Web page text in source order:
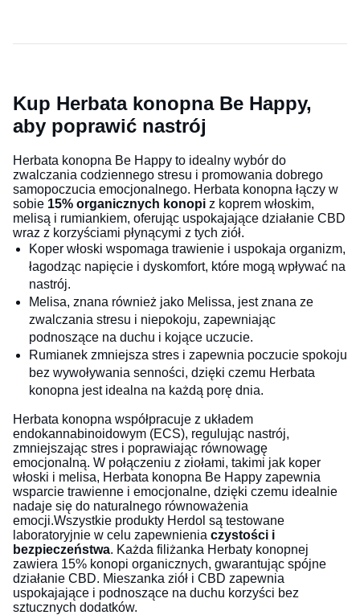
Kup Herbata konopna Be Happy,
aby poprawić nastrój
Herbata konopna Be Happy to idealny wybór do
zwalczania codziennego stresu i promowania dobrego
samopoczucia emocjonalnego. Herbata konopna łączy w
sobie 15% organicznych konopi z koprem włoskim,
melisą i rumiankiem, oferując uspokajające działanie CBD
wraz z korzyściami płynącymi z tych ziół.
Koper włoski wspomaga trawienie i uspokaja organizm,
łagodząc napięcie i dyskomfort, które mogą wpływać na
nastrój.
Melisa, znana również jako Melissa, jest znana ze
zwalczania stresu i niepokoju, zapewniając
podnoszące na duchu i kojące uczucie.
Rumianek zmniejsza stres i zapewnia poczucie spokoju
bez wywoływania senności, dzięki czemu Herbata
konopna jest idealna na każdą porę dnia.
Herbata konopna współpracuje z układem
endokannabinoidowym (ECS), regulując nastrój,
zmniejszając stres i poprawiając równowagę
emocjonalną. W połączeniu z ziołami, takimi jak koper
włoski i melisa, Herbata konopna Be Happy zapewnia
wsparcie trawienne i emocjonalne, dzięki czemu idealnie
nadaje się do naturalnego równoważenia
emocji.Wszystkie produkty Herdol są testowane
laboratoryjnie w celu zapewnienia czystości i
bezpieczeństwa. Każda filiżanka Herbaty konopnej
zawiera 15% konopi organicznych, gwarantując spójne
działanie CBD. Mieszanka ziół i CBD zapewnia
uspokajające i podnoszące na duchu korzyści bez
sztucznych dodatków.